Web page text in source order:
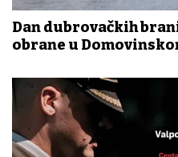
Dan dubrovačkih
obrane u